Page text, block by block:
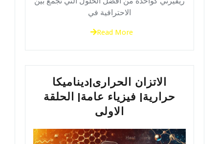
الاحترافية في
Read More
الاتزان الحرارى|ديناميكا
حرارية| فيزياء عامة| الحلقة
الاولى